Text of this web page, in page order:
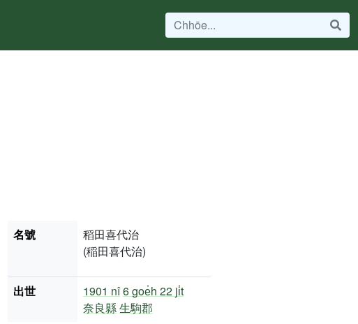
名號
稻田喜代治
(稲田喜代治)
出世 1901 nî6 goe̍h 22 ji̍t
奈良縣生駒郡